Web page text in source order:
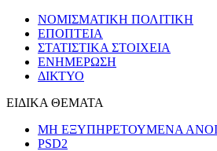
ΝΟΜΙΣΜΑΤΙΚΗ ΠΟΛΙΤΙΚΗ
ΕΠΟΠΤΕΙΑ
ΣΤΑΤΙΣΤΙΚΑ ΣΤΟΙΧΕΙΑ
ΕΝΗΜΕΡΩΣΗ
ΔΙΚΤΥΟ
ΕΙΔΙΚΑ ΘΕΜΑΤΑ
ΜΗ ΕΞΥΠΗΡΕΤΟΥΜΕΝΑ
PSD2